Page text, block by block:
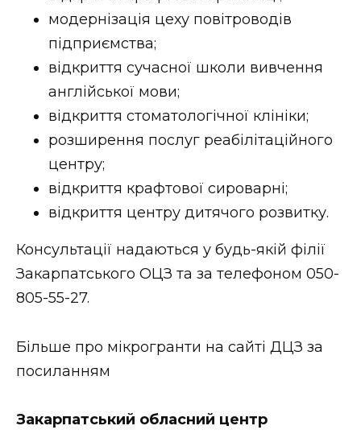
модернізація цеху повітроводів
підприємства;
відкриття сучасної школи вивчення
англійської мови;
відкриття стоматологічної клініки;
розширення послуг реабілітаційного
центру;
відкриття крафтової сироварні;
відкриття центру дитячого розвитку.
Консультації надаються у будь-якій філії
Закарпатського ОЦЗ та за телефоном 050-
805-55-27.
Більше про мікрогранти на сайті ДЦЗ за
посиланням
Закарпатський обласний центр